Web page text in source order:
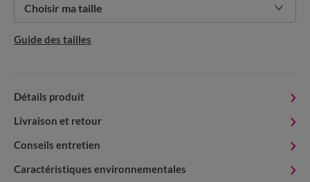
Choisir ma taille
Guide des tailles
Détails produit
Livraison et retour
Conseils entretien
Caractéristiques environnementales